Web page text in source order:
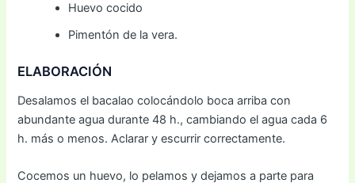
Huevo cocido
Pimentón de la vera.
ELABORACIÓN
Desalamos el bacalao colocándolo boca arriba con
abundante agua durante 48 h., cambiando el agua cada 6
h. más o menos. Aclarar y escurrir correctamente.
Cocemos un huevo, lo pelamos y dejamos a parte para